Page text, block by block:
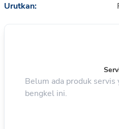
Urutkan:
Belum ada produk
bengkel ini.